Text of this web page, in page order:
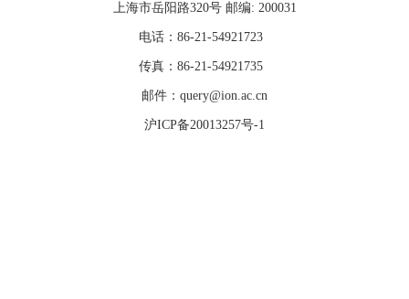
上海市岳阳路320号 邮编: 200031
电话：86-21-54921723
传真：86-21-54921735
邮件：query@ion.ac.cn
沪ICP备20013257号-1